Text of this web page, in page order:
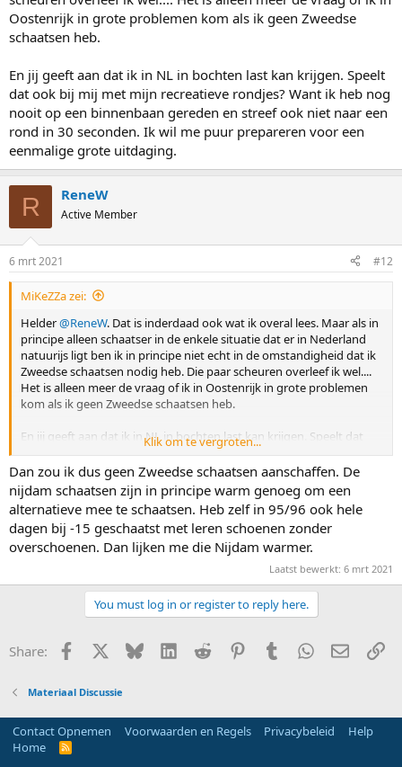
Oostenrijk in grote problemen kom als ik geen Zweedse
schaatsen heb.
En jij geeft aan dat ik in NL in bochten last kan krijgen. Speelt
dat ook bij mij met mijn recreatieve rondjes? Want ik heb nog
nooit op een binnenbaan gereden en streef ook niet naar een
rond in 30 seconden. Ik wil me puur prepareren voor een
eenmalige grote uitdaging.
R ReneW
Active Member
6 mrt 2021 #12
MiKeZZa zei:
Helder@ReneW. Dat is inderdaad ook wat ik overal lees. Maar als in
principe alleen schaatser in de enkele situatie dat er in Nederland
natuurijs ligt ben ik in principe niet echt in de omstandigheid dat ik
Zweedse schaatsen nodig heb. Die paar scheuren overleef ik wel....
Het is alleen meer de vraag of ik in Oostenrijk in grote problemen
kom als ik geen Zweedse schaatsen heb.
En jij geeft aan dat ik in NL in bochten last kan krijgen. Speelt dat
ook bij mij met mijn recreatieve rondjes? Want ik heb nog nooit op
een binnenbaan gereden en streef ook niet naar een rond in 30
seconden. Ik wil me puur prepareren voor een eenmalige grote
uitdaging.
Klik om te vergroten...
Dan zou ik dus geen Zweedse schaatsen aanschaffen. De
nijdam schaatsen zijn in principe warm genoeg om een
alternatieve mee te schaatsen. Heb zelf in 95/96 ook hele
dagen bij -15 geschaatst met leren schoenen zonder
overschoenen. Dan lijken me die Nijdam warmer.
Laatst bewerkt: 6 mrt 2021
You must log in or register to reply here.
Share: Facebook Bluesky LinkedInReddit PinterestTumblrWhatsApp
E-mail
Materiaal Discussie
Contact Opnemen Voorwaarden en Regels Privacybeleid
Help
Home
R